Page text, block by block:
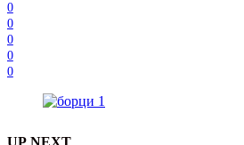
0
0
0
0
0
UP NEXT